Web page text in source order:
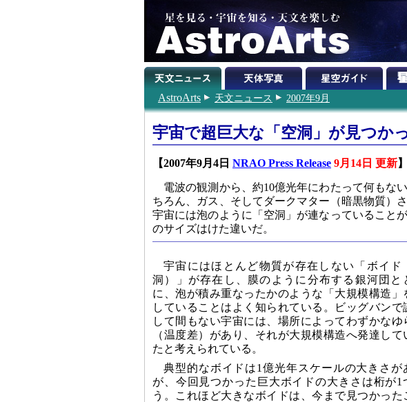
AstroArts 天文ニュース 2007年9月
宇宙で超巨大な「空洞」が見つか
【2007年9月4日 NRAO Press Release 9月14日 更新】
電波の観測から、約10億光年にわたって何もな
ちろん、ガス、そしてダークマター（暗黒物質）
宇宙には泡のように「空洞」が連なっていること
のサイズはけた違いだ。
宇宙にはほとんど物質が存在しない「ボイド
洞）」が存在し、膜のように分布する銀河団と
に、泡が積み重なったかのような「大規模構造」
していることはよく知られている。ビッグバンで
して間もない宇宙には、場所によってわずかなゆ
（温度差）があり、それが大規模構造へ発達して
たと考えられている。
典型的なボイドは1億光年スケールの大きさが
が、今回見つかった巨大ボイドの大きさは桁が1
う。これほど大きなボイドは、今まで見つかった